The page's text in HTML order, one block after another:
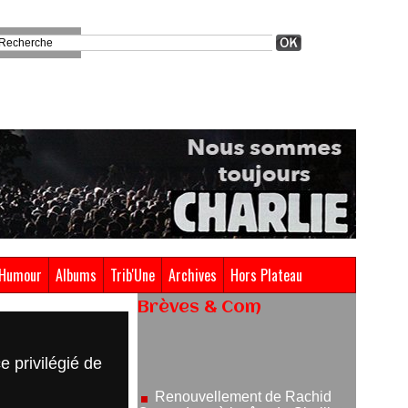
Humour Albums Trib'Une Archives Hors Plateau
privilégié de
Brèves & Com
05/08/2026